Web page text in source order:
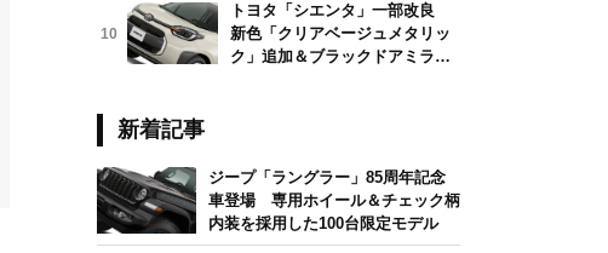
10
トヨタ「シエンタ」一部改良
新色「クリアベージュメタリッ
ク」追加＆ブラックドアミラー
新着記事
ジープ「ラングラー」85周年記念
車登場 専用ホイール＆チェック柄
内装を採用した100台限定モデル